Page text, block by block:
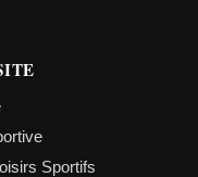
Sportifs